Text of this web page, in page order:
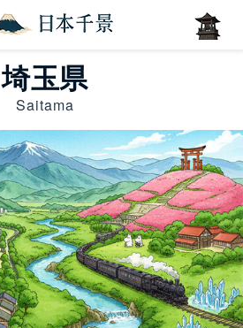
埼玉県
Saitama